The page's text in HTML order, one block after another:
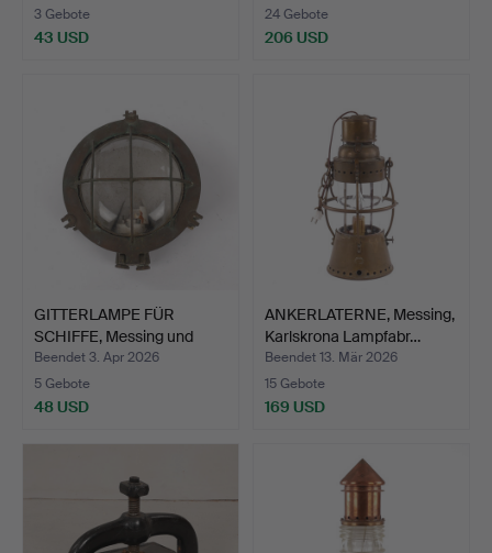
3 Gebote
43 USD
24 Gebote
206 USD
GITTERLAMPE FÜR
SCHIFFE, Messing und
Glas.
Beendet 3. Apr 2026
5 Gebote
48 USD
ANKERLATERNE, Messing,
Karlskrona Lampfabr…
Beendet 13. Mär 2026
15 Gebote
169 USD